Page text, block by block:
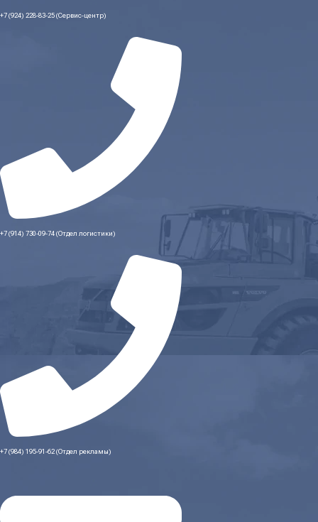
+7 (924) 228-83-25 (Сервис-центр)
+7 (914) 730-09-74 (Отдел логистики)
+7 (984) 195-91-62 (Отдел рекламы)